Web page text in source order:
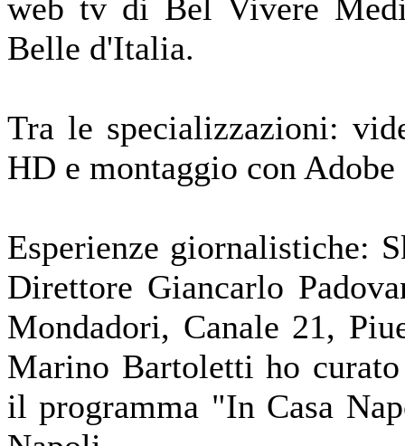
web tv di Bel Vivere
Belle d'Italia.
Tra le specializzazioni:
HD e montaggio con Adobe
Esperienze giornalistiche:
Direttore Giancarlo
Mondadori, Canale 21,
Marino Bartoletti ho
il programma "In Casa